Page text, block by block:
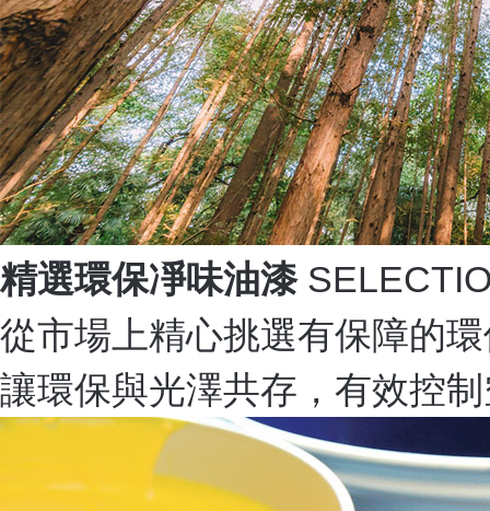
精選環保凈味油漆
從市場上精心挑選有保障的
讓環保與光澤共存，有效控